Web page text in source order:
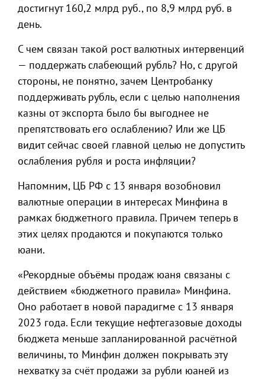
достигнут 160,2 млрд руб., по 8,9 млрд руб. в
день.
С чем связан такой рост валютных интервенций
— поддержать слабеющий рубль? Но, с другой
стороны, не понятно, зачем Центробанку
поддерживать рубль, если с целью наполнения
казны от экспорта было бы выгоднее не
препятствовать его ослаблению? Или же ЦБ
видит сейчас своей главной целью не допустить
ослабления рубля и роста инфляции?
Напомним, ЦБ РФ с 13 января возобновил
валютные операции в интересах Минфина в
рамках бюджетного правила. Причем теперь в
этих целях продаются и покупаются только
юани.
«Рекордные объёмы продаж юаня связаны с
действием «бюджетного правила» Минфина.
Оно работает в новой парадигме с 13 января
2023 года. Если текущие нефтегазовые доходы
бюджета меньше запланированной расчётной
величины, то Минфин должен покрывать эту
нехватку за счёт продажи за рубли юаней из